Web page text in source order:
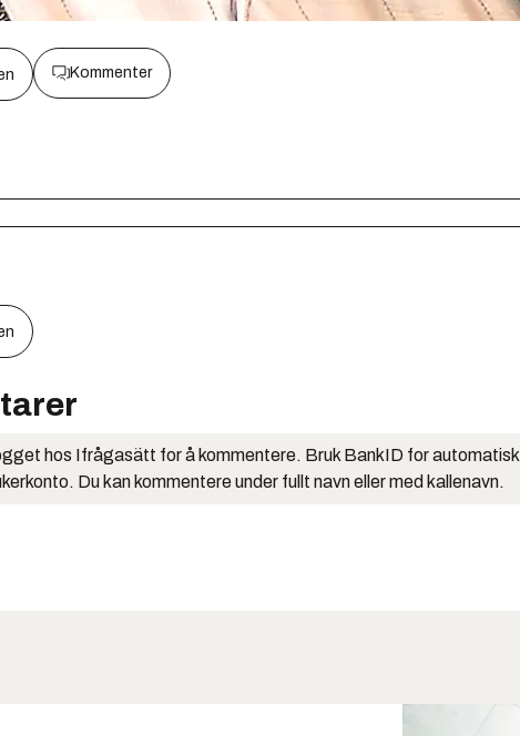
Kommenter
hos Ifrågasätt for å kommentere. Bruk BankID for automatisk
Du kan kommentere under fullt navn eller med kallenavn.